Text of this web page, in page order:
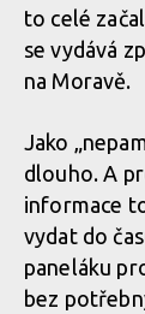
to celé
se vydává
na Moravě.
Jako
dlouho. A
informace
vydat do
paneláku
bez